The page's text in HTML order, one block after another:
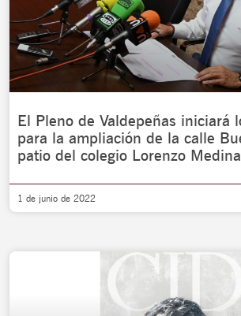
El Pleno de Valdepeñas iniciará
para la ampliación de la calle
patio del colegio Lorenzo Medina
1 de junio de 2022